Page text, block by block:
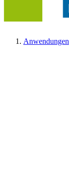
Anwendungen